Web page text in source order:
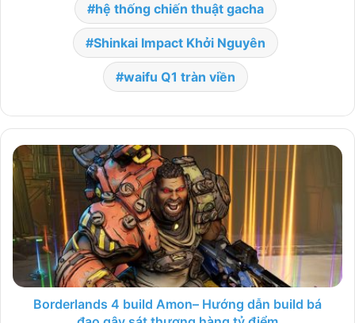
hệ thống chiến thuật gacha
Shinkai Impact Khởi Nguyên
waifu Q1 tràn viền
Borderlands 4 build Amon– Hướng dẫn build bá